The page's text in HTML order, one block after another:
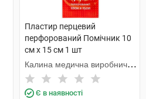
Пластир перцевий
перфорований Помічник 10
см х 15 см 1 шт
Калина медична виробнича
компанія
Є в наявності